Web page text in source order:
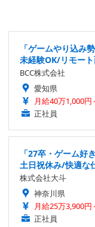
「ゲームやり込み
未経験OK/リモー
BCC株式会社
愛知県
月給40万1,000円
正社員
「27卒・ゲーム好
土日祝休み/快適な
株式会社大斗
神奈川県
月給25万3,900円
正社員